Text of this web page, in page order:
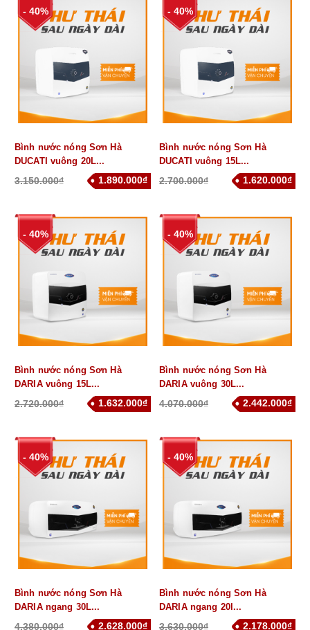
- 40%
Bình nước nóng Sơn Hà
DUCATI vuông 20L...
3.150.000₫ 1.890.000₫
- 40%
Bình nước nóng Sơn Hà
DUCATI vuông 15L...
2.700.000₫ 1.620.000₫
- 40%
Bình nước nóng Sơn Hà
DARIA vuông 15L...
2.720.000₫ 1.632.000₫
- 40%
Bình nước nóng Sơn Hà
DARIA vuông 30L...
4.070.000₫ 2.442.000₫
- 40%
Bình nước nóng Sơn Hà
DARIA ngang 30L...
4.380.000₫ 2.628.000₫
- 40%
Bình nước nóng Sơn Hà
DARIA ngang 20l...
3.630.000₫ 2.178.000₫